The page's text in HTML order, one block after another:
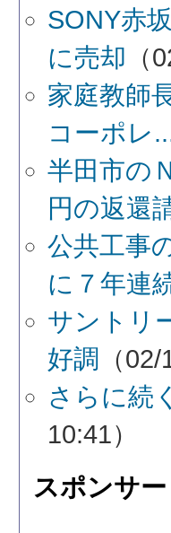
SONY赤
に売却 （
家庭教師
コーポレ
半田市の
円の返還
公共工事
に７年連
サントリ
好調 （
さらに続
10:41）
スポンサ